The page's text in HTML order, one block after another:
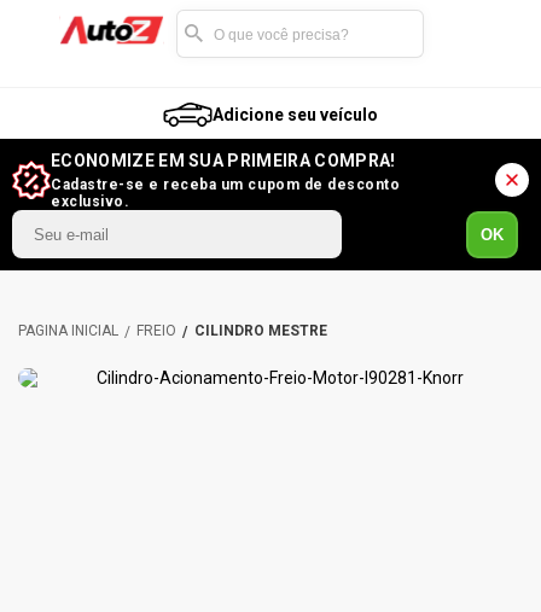
Adicione seu veículo
ECONOMIZE EM SUA PRIMEIRA COMPRA!
Cadastre-se e receba um cupom de desconto
exclusivo.
OK
FREIO CILINDRO MESTRE